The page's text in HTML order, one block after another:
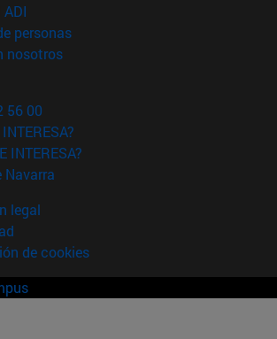
personas(abre en nueva ventana)
nosotros(abre en nueva ventana)
56 00
INTERESA?
legal
de cookies